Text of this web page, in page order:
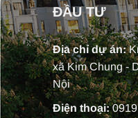
ĐẦU TƯ
Địa chỉ dự án:
xã Kim Chung -
Nội
Điện thoại: